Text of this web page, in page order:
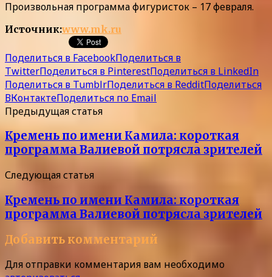
Произвольная программа фигуристок – 17 февраля.
Источник:www.mk.ru
Поделиться в FacebookПоделиться в
TwitterПоделиться в PinterestПоделиться в LinkedIn
Поделиться в TumblrПоделиться в RedditПоделиться
ВКонтактеПоделиться по Email
Предыдущая статья
Кремень по имени Камила: короткая
программа Валиевой потрясла зрителей
Следующая статья
Кремень по имени Камила: короткая
программа Валиевой потрясла зрителей
Добавить комментарий
Для отправки комментария вам необходимо